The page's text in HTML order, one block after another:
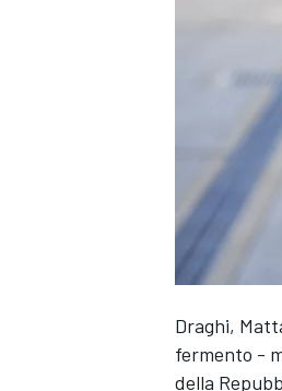
Draghi,
fermento -
della